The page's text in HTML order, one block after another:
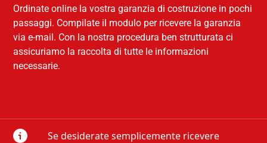
Ordinate online la vostra garanzia di costruzione in pochi
passaggi. Compilate il modulo per ricevere la garanzia
via e-mail. Con la nostra procedura ben strutturata ci
assicuriamo la raccolta di tutte le informazioni
necessarie.
Se desiderate semplicemente ricevere